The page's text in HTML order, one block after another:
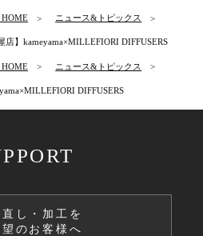
ニュース&トピックス
店】kameyama×MILLEFIORI DIFFUSERS
ニュース&トピックス
DIFFUSERS
し・加工を
望のお客様へ